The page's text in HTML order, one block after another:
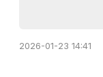
2026-01-23 14:41